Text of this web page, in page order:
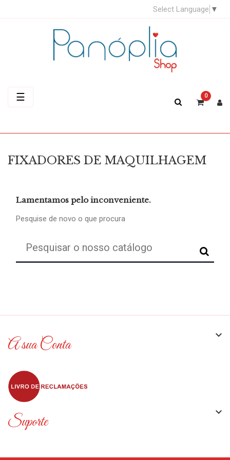
Select Language ▼
Toggle
☰ 0
FIXADORES DE MAQUILHAGEM
Lamentamos pelo inconveniente.
Pesquise de novo o que procura
A sua Conta 
Suporte 